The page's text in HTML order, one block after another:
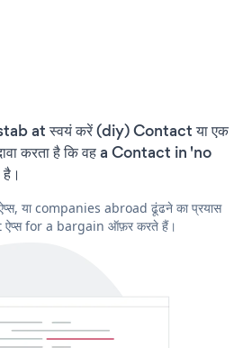
at स्वयं करें (diy) Contact या एक
करता है कि वह a Contact in 'no
या companies abroad ढूंढने का प्रयास
for a bargain ऑफ़र करते हैं।